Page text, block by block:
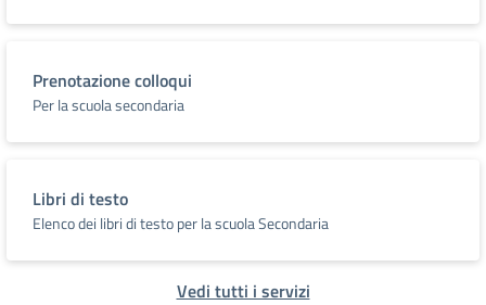
Prenotazione colloqui
Per la scuola secondaria
Libri di testo
Elenco dei libri di testo per la scuola Secondaria
Vedi tutti i servizi